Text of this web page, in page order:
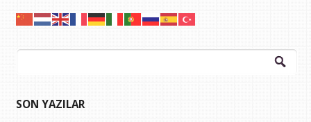
Arama:
SON YAZILAR